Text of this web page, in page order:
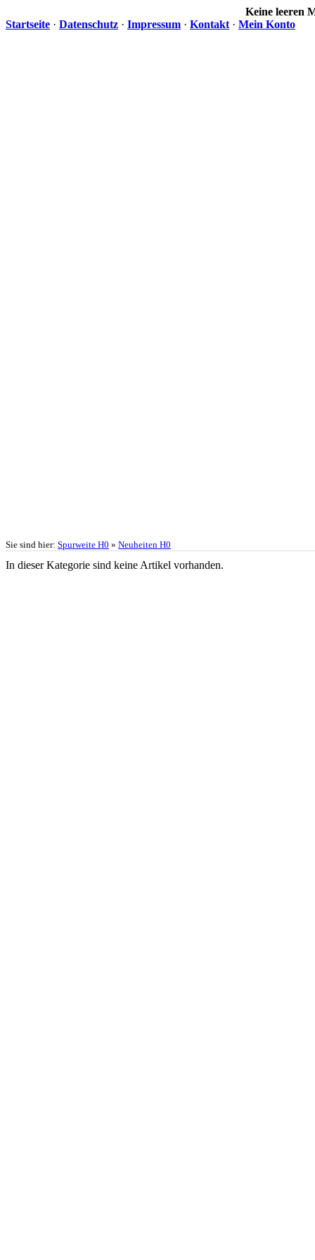
Keine leeren
Startseite · Datenschutz · Impressum · Kontakt · Mein Konto
Sie sind hier: Spurweite H0 » Neuheiten H0
In dieser Kategorie sind keine Artikel vorhanden.